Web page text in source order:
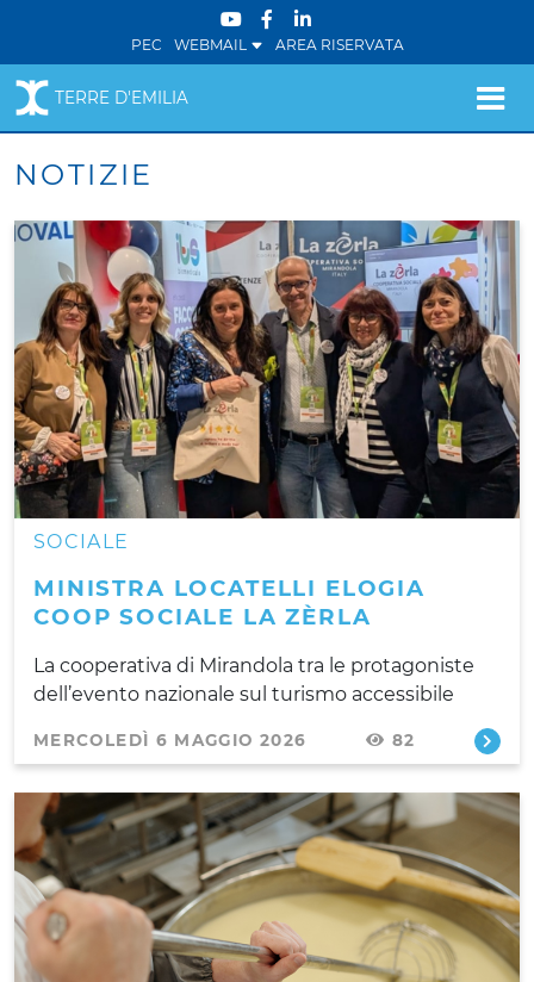
PEC WEBMAIL AREA RISERVATA
TERRE D'EMILIA
NOTIZIE
SOCIALE
MINISTRA LOCATELLI ELOGIA
COOP SOCIALE LA ZÈRLA
La cooperativa di Mirandola tra le protagoniste
dell’evento nazionale sul turismo accessibile
MERCOLEDÌ 6 MAGGIO 2026 82